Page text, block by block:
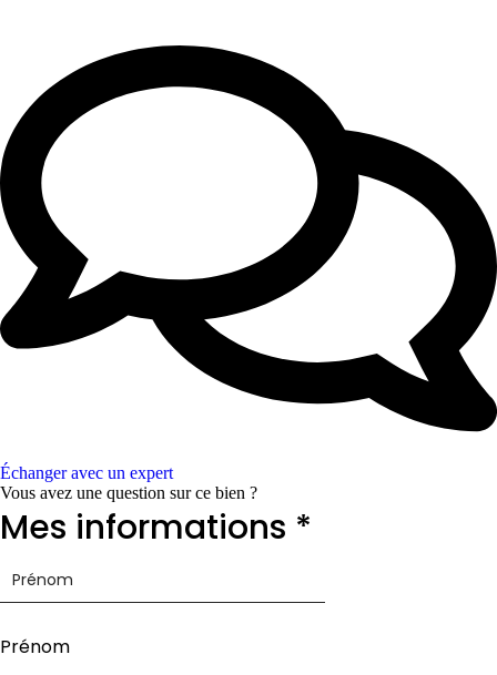
Échanger avec un expert
Vous avez une question sur ce bien ?
Mes informations *
Prénom